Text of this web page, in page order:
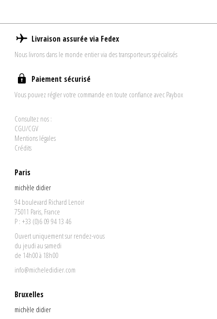
Livraison assurée via Fedex
Nous livrons dans le monde entier via des transporteurs spécialisés
Paiement sécurisé
Vous pouvez régler votre commande en toute confiance avec Paybox
Consultez nos :
CGU/CGV
Mentions légales
Crédits
Paris
michèle didier
94 boulevard Richard Lenoir
75011 Paris, France
P : +33 (0)6 09 94 13 46
Ouvert uniquement sur rendez-vous
du jeudi au samedi
de 14h00 à 18h00
info@micheledidier.com
Bruxelles
michèle didier